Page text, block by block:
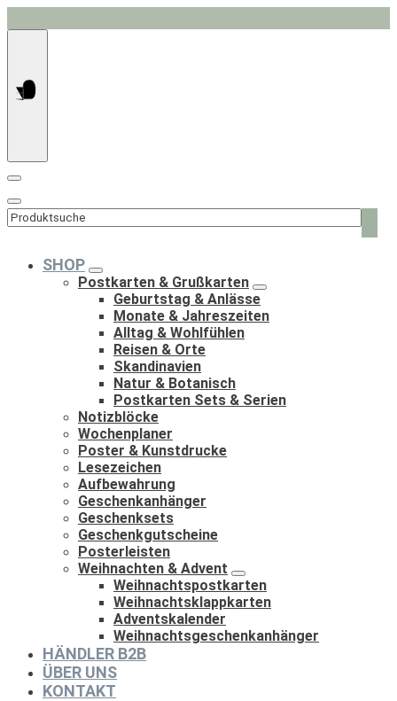
Inhalt
nach:
SHOP
Postkarten & Grußkarten
Geburtstag & Anlässe
Monate & Jahreszeiten
Alltag & Wohlfühlen
Reisen & Orte
Skandinavien
Natur & Botanisch
Postkarten Sets & Serien
Notizblöcke
Wochenplaner
Poster & Kunstdrucke
Lesezeichen
Aufbewahrung
Geschenkanhänger
Geschenksets
Geschenkgutscheine
Posterleisten
Weihnachten & Advent
Weihnachtspostkarten
Weihnachtsklappkarten
Adventskalender
Weihnachtsgeschenkanhänger
HÄNDLER B2B
ÜBER UNS
KONTAKT